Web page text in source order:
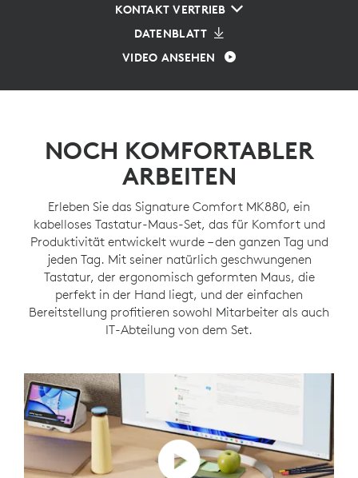
KONTAKT VERTRIEB
DATENBLATT
VIDEO ANSEHEN
NOCH KOMFORTABLER
ARBEITEN
Erleben Sie das Signature Comfort MK880, ein
kabelloses Tastatur-Maus-Set, das für Komfort und
Produktivität entwickelt wurde – den ganzen Tag und
jeden Tag. Mit seiner natürlich geschwungenen
Tastatur, der ergonomisch geformten Maus, die
perfekt in der Hand liegt, und der einfachen
Bereitstellung profitieren sowohl Mitarbeiter als auch
IT-Abteilung von dem Set.